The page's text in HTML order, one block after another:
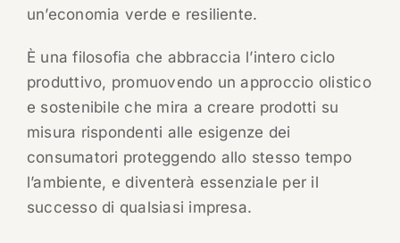
un’economia verde e resiliente.
È una filosofia che abbraccia l’intero ciclo
produttivo, promuovendo un approccio olistico
e sostenibile che mira a creare prodotti su
misura rispondenti alle esigenze dei
consumatori proteggendo allo stesso tempo
l’ambiente, e diventerà essenziale per il
successo di qualsiasi impresa.